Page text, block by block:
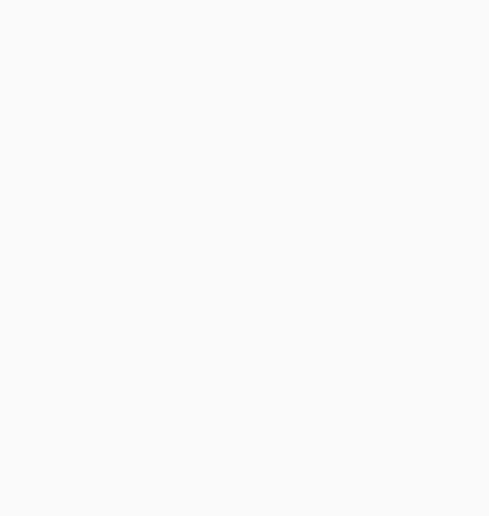
اینترنت رایگان، پارکینگ، مجموعه بازی کودکان، فضای
مراکز خرید و ... به این هتل نزدیک باشند. این